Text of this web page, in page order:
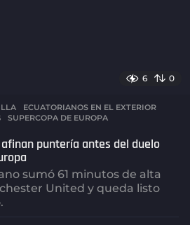
6 0
,ECUATORIANOS EN EL EXTERIOR
,SUPERCOPA DE EUROPA
afinan puntería antes del duelo
sumó 61 minutos de alta
United y queda listo